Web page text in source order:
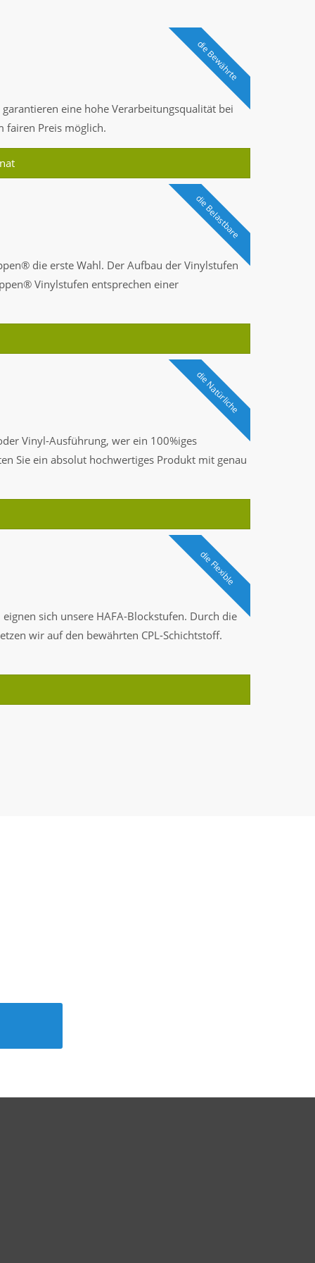
die Bewährte
eine hohe Verarbeitungsqualität bei
fairen Preis möglich.
die Belastbare
die erste Wahl. Der Aufbau der Vinylstufen
Vinylstufen entsprechen einer
die Natürliche
Vinyl-Ausführung, wer ein 100%iges
Sie ein absolut hochwertiges Produkt mit genau
die Flexible
eignen sich unsere HAFA-Blockstufen. Durch die
wir auf den bewährten CPL-Schichtstoff.